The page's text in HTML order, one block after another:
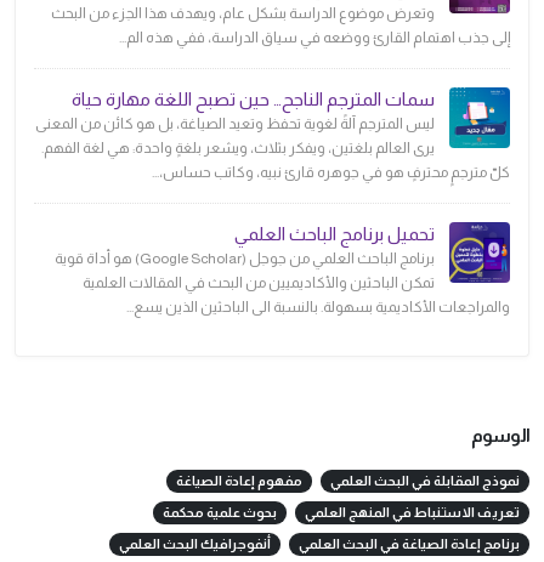
وتعرض موضوع الدراسة بشكل عام، ويهدف هذا الجزء من البحث
إلى جذب اهتمام القارئ ووضعه في سياق الدراسة، ففي هذه الم...
سمات المترجم الناجح… حين تصبح اللغة مهارة حياة
ليس المترجم آلةً لغوية تحفظ وتعيد الصياغة، بل هو كائن من المعنى
يرى العالم بلغتين، ويفكر بثلاث، ويشعر بلغةٍ واحدة: هي لغة الفهم.
كلّ مترجمٍ محترفٍ هو في جوهره قارئ نبيه، وكاتب حساس،...
تحميل برنامج الباحث العلمي
برنامج الباحث العلمي من جوجل (Google Scholar) هو أداة قوية
تمكن الباحثين والأكاديميين من البحث في المقالات العلمية
والمراجعات الأكاديمية بسهولة. بالنسبة الى الباحثين الذين يسع...
الوسوم
نموذج المقابلة في البحث العلمي مفهوم إعادة الصياغة
تعريف الاستنباط في المنهج العلمي بحوث علمية محكمة
برنامج إعادة الصياغة في البحث العلمي أنفوجرافيك البحث العلمي